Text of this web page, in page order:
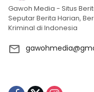
Gawoh Media - Situs
Seputar Berita Harian,
Kriminal di Indonesia